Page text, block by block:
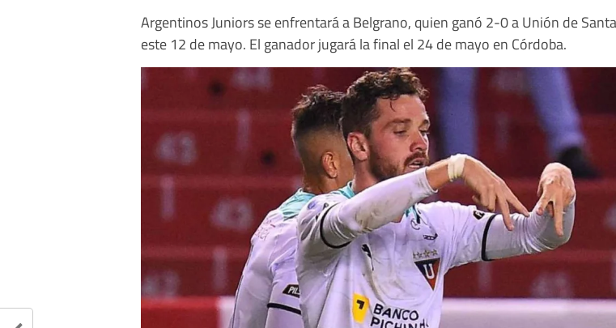
Argentinos Juniors se enfrentará a Belgrano, quien ganó 2-0 a Unión de
este 12 de mayo. El ganador jugará la final el 24 de mayo en Córdoba.